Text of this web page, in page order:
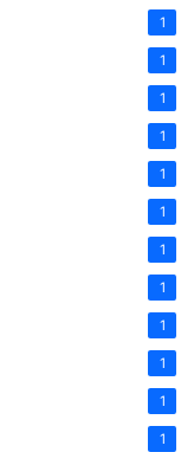
1
1
1
1
1
1
1
1
1
1
1
1